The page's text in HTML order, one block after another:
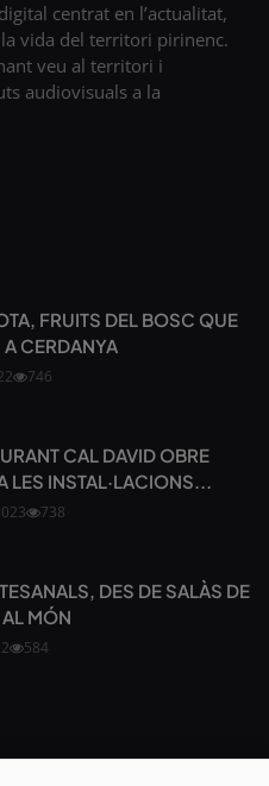
centrat en l’actualitat,
vida del territori pirinenc.
veu al territori i
audiovisuals a la
FRUITS DEL BOSC QUE
A CERDANYA
746
CAL DAVID OBRE
LES INSTAL·LACIONS...
738
DES DE SALÀS DE
MÓN
584